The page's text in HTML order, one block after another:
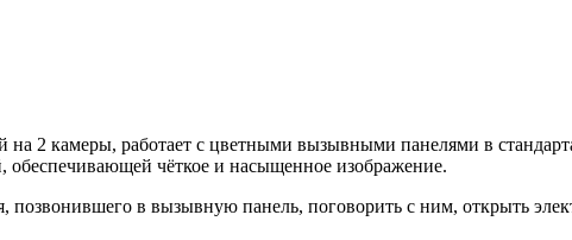
2 камеры, работает с цветными вызывными панелями в
чёткое и насыщенное изображение.
позвонившего в вызывную панель, поговорить с ним, открыть